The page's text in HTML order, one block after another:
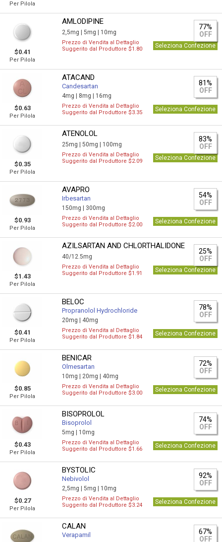
Per Pilola
$0.41
Per Pilola
AMLODIPINE
2,5mg |5mg | 10mg
77%
OFF
Prezzo di Vendita al Dettaglio
Suggerito dal Produttore $1.80
Seleziona Confezione
$0.63
Per Pilola
ATACAND
Candesartan
4mg | 8mg | 16mg
81%
OFF
Prezzo di Vendita al Dettaglio
Suggerito dal Produttore $3.35
Seleziona Confezione
$0.35
Per Pilola
ATENOLOL
25mg |50mg | 100mg
83%
OFF
Prezzo di Vendita al Dettaglio
Suggerito dal Produttore $2.09
Seleziona Confezione
$0.93
Per Pilola
AVAPRO
Irbesartan
150mg | 300mg
54%
OFF
Prezzo di Vendita al Dettaglio
Suggerito dal Produttore $2.00
Seleziona Confezione
$1.43
Per Pilola
AZILSARTAN AND CHLORTHALIDONE
40/12.5mg
25%
OFF
Prezzo di Vendita al Dettaglio
Suggerito dal Produttore $1.91
Seleziona Confezione
$0.41
Per Pilola
BELOC
Propranolol Hydrochloride
20mg | 40mg
78%
OFF
Prezzo di Vendita al Dettaglio
Suggerito dal Produttore $1.84
Seleziona Confezione
$0.85
Per Pilola
BENICAR
Olmesartan
10mg | 20mg | 40mg
72%
OFF
Prezzo di Vendita al Dettaglio
Suggerito dal Produttore $3.00
Seleziona Confezione
$0.43
Per Pilola
BISOPROLOL
Bisoprolol
5mg | 10mg
74%
OFF
Prezzo di Vendita al Dettaglio
Suggerito dal Produttore $1.66
Seleziona Confezione
$0.27
Per Pilola
BYSTOLIC
Nebivolol
2,5mg |5mg | 10mg
92%
OFF
Prezzo di Vendita al Dettaglio
Suggerito dal Produttore $3.24
Seleziona Confezione
CALAN
Verapamil
67%
OFF